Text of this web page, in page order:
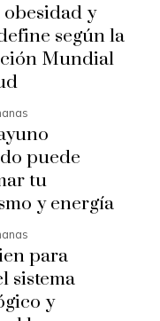
obesidad y
según la
Mundial
puede
tu
y energía
para
sistema
y